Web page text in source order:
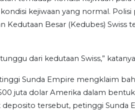
kejiwaan yang normal.
Kedutaan Besar (Kedubes) Swiss
dari kedutaan Swiss,”
Sunda Empire mengklaim
juta dolar Amerika dalam
tersebut, petinggi Sunda